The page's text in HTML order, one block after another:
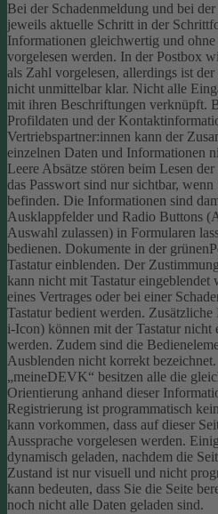
Bei der Schadenmeldung und bei
jeweils aktuelle Schritt in der
Informationen gleichwertig und
vorgelesen werden. In der Postbox
als Zahl vorgelesen, allerdings ist
nicht unmittelbar klar. Nicht alle
mit ihren Beschriftungen verknüpft.
Profildaten und der
Vertriebspartner:innen kann der
einzelnen Daten und Informationen
Leere Absätze stören beim Lesen
das Passwort sind nur sichtbar,
befinden. Die Informationen sind
Ausklappfelder und Radio Buttons
Auswahl zulassen) in Formularen
bedienen. Dokumente in der
Tastatur einblenden. Der
kann nicht mit Tastatur eingeblendet
eines Vertrages oder bei einer
Tastatur bedient werden. Zusätzliche
i-Icon) können mit der Tastatur nicht
werden. Zudem sind die
Ausblenden nicht korrekt bezeichnet.
„meineDEVK“ besitzen alle die
Orientierung anhand dieser
Registrierung ist programmatisch
kann vorkommen, dass auf dieser
Aussprache vorgelesen werden.
dynamisch geladen, nachdem die
Zustand ist nur visuell und nicht
kann bedeuten, dass Sie die Seite
noch nicht alle Daten geladen sind.